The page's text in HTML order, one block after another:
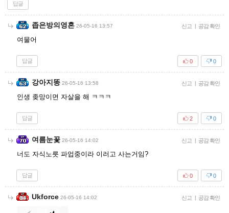
답글
좁은방의영혼 26-05-16 13:57 신고 | 공감 확인
여물어
답글 0
0
강아지똥 26-05-16 13:58 신고 | 공감 확인
인생 좆망이면 자살을 해 ㅋㅋㅋ
답글 0
2
여름눈꽃 26-05-16 14:02 신고 | 공감 확인
너도 자식노릇 파업중이라 이러고 사는거임?
답글 0
0
Ukforce 26-05-16 14:02 신고 | 공감 확인